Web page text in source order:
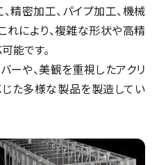
精密加工、パイプ加工、機械
れにより、複雑な形状や高精
能です。
ーや、美観を重視したアクリ
た多様な製品を製造してい